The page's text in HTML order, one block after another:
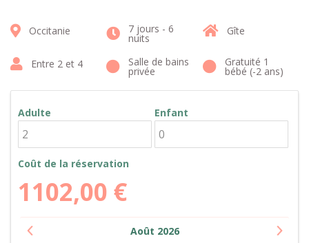
Occitanie 7 jours - 6
nuits
Gîte
Entre 2 et 4 Salle de bains
privée
Gratuité 1
bébé (-2 ans)
Adulte Enfant
Coût de la réservation
1102,00 €
Août 2026